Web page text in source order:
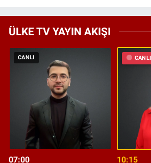
ÜLKE TV YAYIN AKIŞI
CANLI
07:00
CANLI
10:15